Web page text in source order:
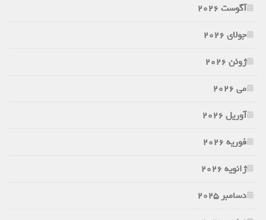
آگوست 2026
جولای 2026
ژوئن 2026
می 2026
آوریل 2026
فوریه 2026
ژانویه 2026
دسامبر 2025